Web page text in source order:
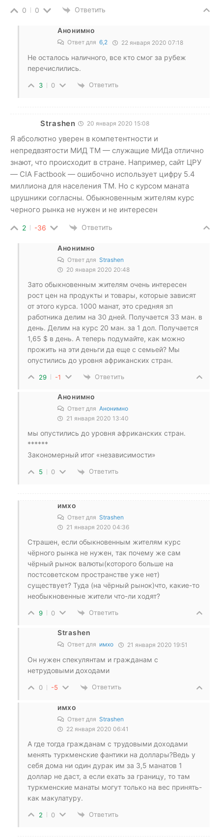
0 0 Ответить
Анонимно
Ответ для 6,2 22 января 2020 07:18
Не осталось наличного, все кто смог за рубеж
перечислились.
3 0 Ответить
Strashen 20 января 2020 15:08
Я абсолютно уверен в компетентности и
непредвзятости МИД ТМ — служащие МИДа отлично
знают, что происходит в стране. Например, сайт ЦРУ
— CIA Factbook — ошибочно использует цифру 5.4
миллиона для населения ТМ. Но с курсом маната
црушники согласны. Обыкновенным жителям курс
черного рынка не нужен и не интересен
2 -36 Ответить
Анонимно
Ответ для Strashen
20 января 2020 20:48
Зато обыкновенным жителям очень интересен
рост цен на продукты и товары, которые зависят
от этого курса. 1000 манат, это средняя зп
работника делим на 30 дней. Получается 33 ман. в
день. Делим на курс 20 ман. за 1 дол. Получается
1,65 $ в день. А теперь подумайте, как можно
прожить на эти деньги да еще с семьей? Мы
опустились до уровня африканских стран.
29 -1 Ответить
Анонимно
Ответ для Анонимно
21 января 2020 13:40
мы опустились до уровня африканских стран.
******
Закономерный итог «независимости»
5 0 Ответить
имхо
Ответ для Strashen
21 января 2020 04:36
Страшен, если обыкновенным жителям курс
чёрного рынка не нужен, так почему же сам
чёрный рынок валюты(которого больше на
постсоветском пространстве уже нет)
существует? Туда (на чёрный рынок)что, какие-то
необыкновенные жители что-ли ходят?
9 0 Ответить
Strashen
Ответ для имхо 21 января 2020 19:51
Он нужен спекулянтам и гражданам с
нетрудовыми доходами
0 -5 Ответить
имхо
Ответ для Strashen
22 января 2020 06:41
А где тогда гражданам с трудовыми доходами
менять туркменские фантики на доллары?Ведь у
себя дома ни один дурак им за 3,5 манатов 1
доллар не даст, а если ехать за границу, то там
туркменские манаты могут только на вес принять-
как макулатуру.
2 0 Ответить